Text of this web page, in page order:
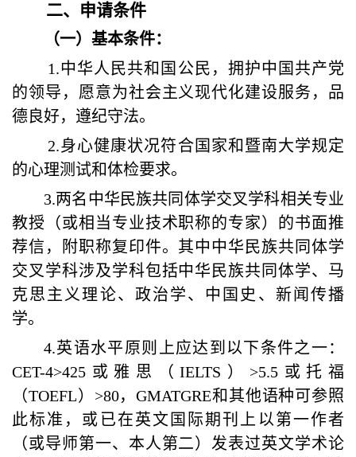
二、 申请条件
（一）基本条件：
1.中华人民共和国公民，拥护中国共产党
的领导，愿意为社会主义现代化建设服务，品
德良好，遵纪守法。
2.身心健康状况符合国家和暨南大学规定
的心理测试和体检要求。
3.两名中华民族共同体学交叉学科相关专业
教授（或相当专业技术职称的专家）的书面推
荐信，附职称复印件。其中中华民族共同体学
交叉学科涉及学科包括中华民族共同体学、马
克思主义理论、政治学、中国史、新闻传播
学。
4.英语水平原则上应达到以下条件之一：
CET-4>425或雅思（IELTS）>5.5或托福
（TOEFL）>80，GMATGRE和其他语种可参照
此标准，或已在英文国际期刊上以第一作者
（或导师第一、本人第二）发表过英文学术论